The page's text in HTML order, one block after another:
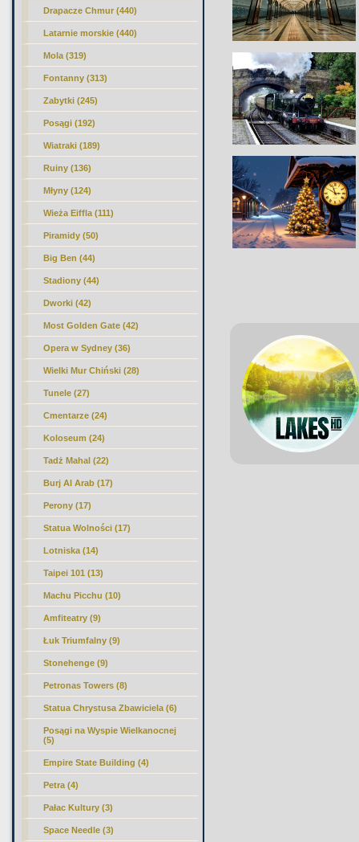
Drapacze Chmur (440)
Latarnie morskie (440)
Mola (319)
Fontanny (313)
Zabytki (245)
Posągi (192)
Wiatraki (189)
Ruiny (136)
Młyny (124)
Wieża Eiffla (111)
Piramidy (50)
Big Ben (44)
Stadiony (44)
Dworki (42)
Most Golden Gate (42)
Opera w Sydney (36)
Wielki Mur Chiński (28)
Tunele (27)
Cmentarze (24)
Koloseum (24)
Tadż Mahal (22)
Burj Al Arab (17)
Perony (17)
Statua Wolności (17)
Lotniska (14)
Taipei 101 (13)
Machu Picchu (10)
Amfiteatry (9)
Łuk Triumfalny (9)
Stonehenge (9)
Petronas Towers (8)
Statua Chrystusa Zbawiciela (6)
Posągi na Wyspie Wielkanocnej
(5)
Empire State Building (4)
Petra (4)
Pałac Kultury (3)
Space Needle (3)